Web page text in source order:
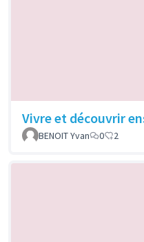
Vivre et découvrir
BENOIT Yvan
0 2